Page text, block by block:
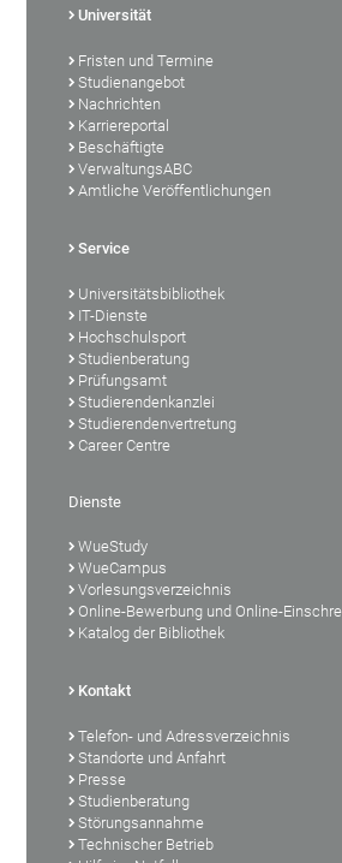
Universität
Fristen und Termine
Studienangebot
Nachrichten
Karriereportal
Beschäftigte
VerwaltungsABC
Amtliche Veröffentlichungen
Service
Universitätsbibliothek
IT-Dienste
Hochschulsport
Studienberatung
Prüfungsamt
Studierendenkanzlei
Studierendenvertretung
Career Centre
Dienste
WueStudy
WueCampus
Vorlesungsverzeichnis
Online-Bewerbung und Online-
Katalog der Bibliothek
Kontakt
Telefon- und Adressverzeichnis
Standorte und Anfahrt
Presse
Studienberatung
Störungsannahme
Technischer Betrieb